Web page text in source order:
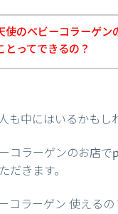
使のベビーコラーゲン
とってできるの？
も中にはいるかもし
コラーゲンのお店
だきます。
コラーゲン 使える